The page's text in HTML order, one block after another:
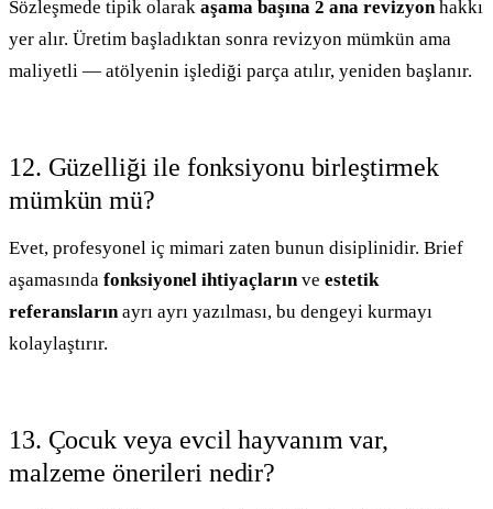
Sözleşmede tipik olarak aşama başına 2 ana revizyonhakkı
yer alır. Üretim başladıktan sonra revizyon mümkün ama
maliyetli — atölyenin işlediği parça atılır, yeniden başlanır.
12. Güzelliği ile fonksiyonu birleştirmek
mümkün mü?
Evet, profesyonel iç mimari zaten bunun disiplinidir. Brief
aşamasında fonksiyonel ihtiyaçlarınve estetik
referanslarınayrı ayrı yazılması, bu dengeyi kurmayı
kolaylaştırır.
13. Çocuk veya evcil hayvanım var,
malzeme önerileri nedir?